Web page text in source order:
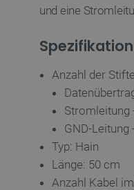
und eine
Anzahl der
Stromleitung
GND-Leitung
Typ: Hain
Länge: 50 cm
Anzahl Kabel